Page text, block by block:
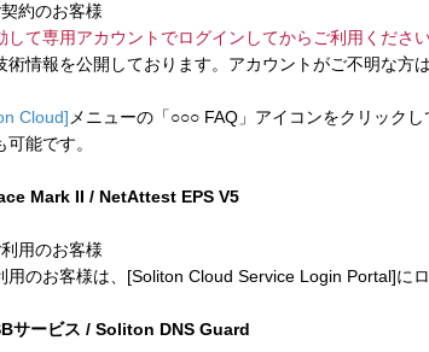
約のお客様
して専用アカウントでログインしてからご利用ください
情報を公開しております。アカウントがご不明な方は
Cloud] メニューの「○○○ FAQ」アイコンをクリックし
能です。
Mark II / NetAttest EPS V5
用のお客様
のお客様は、[Soliton Cloud Service Login Portal]に
サービス / Soliton DNS Guard